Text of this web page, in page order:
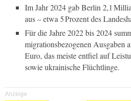
Im Jahr 2024 gab Berlin 2,1
aus – etwa 5 Prozent des
Für die Jahre 2022 bis 2024
migrationsbezogenen Ausgaben
Euro, das meiste entfiel auf
sowie ukrainische Flüchtlinge.
Anzeige